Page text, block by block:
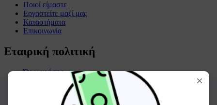
Ποιοί είμαστε
Εργαστείτε μαζί μας
Καταστήματα
Επικοινωνία
Εταιρική πολιτική
Όροι χρήσης
Όροι συναλλαγών
Πολιτική απορρήτου
Πολιτική επιστροφών